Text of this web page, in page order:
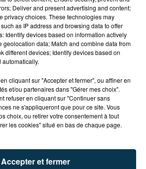
Voir plus
juillet 2026
: roster, calendrier... le point
Deliver and present advertising and content;
privacy choices. These technologies may
as IP address and browsing data to offer
Identify devices based on information actively
geolocation data; Match and combine data from
different devices; Identify devices based on
cliquant sur "Accepter et fermer", ou affiner en
et/ou partenaires dans "Gérer mes choix".
refuser en cliquant sur "Continuer sans
ne s'appliqueront que pour ce site. Vous
choix, ou retirer votre consentement à tout
les cookies" situé en bas de chaque page.
Accepter et fermer